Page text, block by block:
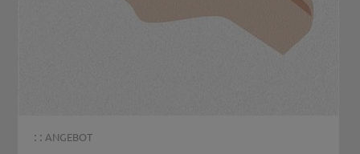
: : ANGEBOT